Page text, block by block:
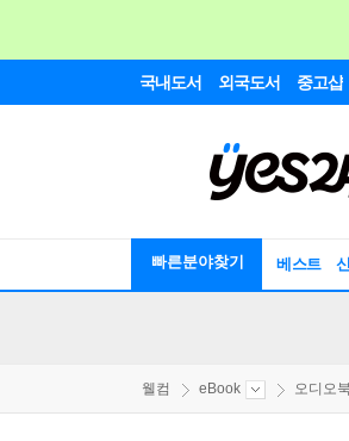
국내도서 외국도서 중고샵
빠른분야찾기 베스트
웰컴 eBook 오디오북